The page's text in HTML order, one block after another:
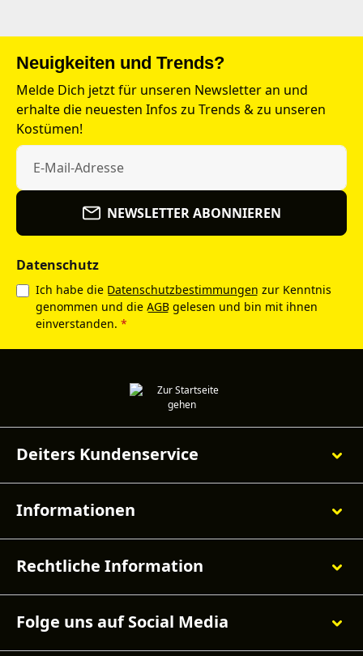
Neuigkeiten und Trends?
Melde Dich jetzt für unseren Newsletter an und
erhalte die neuesten Infos zu Trends & zu unseren
Kostümen!
NEWSLETTER ABONNIEREN
Datenschutz
Ich habe die Datenschutzbestimmungen zur Kenntnis
genommen und die AGB gelesen und bin mit ihnen
einverstanden. *
Deiters Kundenservice
Informationen
Rechtliche Information
Folge uns auf Social Media